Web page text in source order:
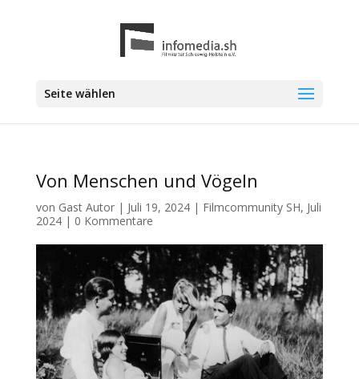
Seite wählen
Von Menschen und Vögeln
von Gast Autor| Juli 19, 2024| Filmcommunity SH, Juli
2024| 0 Kommentare